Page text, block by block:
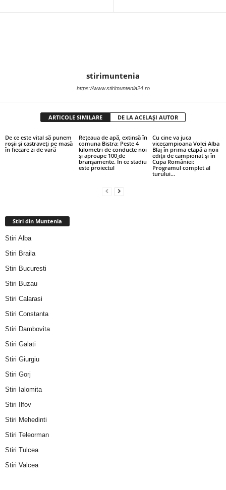
stirimuntenia
https://www.stirimuntenia24.ro
ARTICOLE SIMILARE DE LA ACELAȘI AUTOR
De ce este vital să punem
roșii și castraveți pe masă
în fiecare zi de vară
Rețeaua de apă, extinsă în
comuna Bistra: Peste 4
kilometri de conducte noi
și aproape 100 de
branșamente. În ce stadiu
este proiectul
Cu cine va juca
vicecampioana Volei Alba
Blaj în prima etapă a noii
ediții de campionat și în
Cupa României:
Programul complet al
turului...
Stiri din Muntenia
Stiri Alba
Stiri Braila
Stiri Bucuresti
Stiri Buzau
Stiri Calarasi
Stiri Constanta
Stiri Dambovita
Stiri Galati
Stiri Giurgiu
Stiri Gorj
Stiri Ialomita
Stiri Ilfov
Stiri Mehedinti
Stiri Teleorman
Stiri Tulcea
Stiri Valcea